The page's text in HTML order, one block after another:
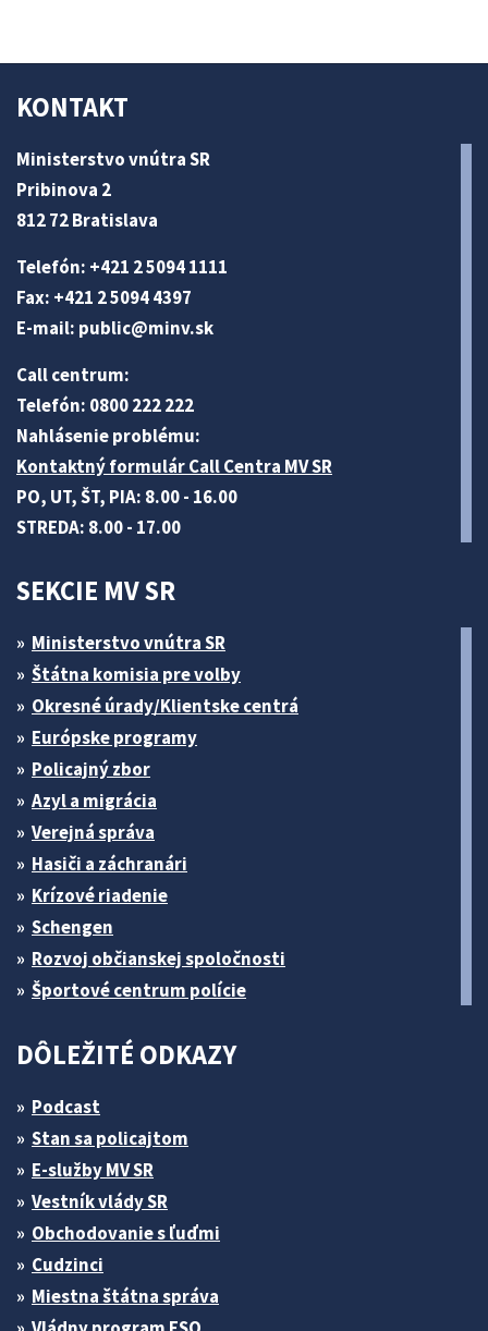
KONTAKT
Ministerstvo vnútra SR
Pribinova 2
812 72 Bratislava
Telefón: +421 2 5094 1111
Fax: +421 2 5094 4397
E-mail: public@minv.sk
Call centrum:
Telefón: 0800 222 222
Nahlásenie problému:
Kontaktný formulár Call Centra MV SR
PO, UT, ŠT, PIA: 8.00 - 16.00
STREDA: 8.00 - 17.00
SEKCIE MV SR
Ministerstvo vnútra SR
Štátna komisia pre volby
Okresné úrady/Klientske centrá
Európske programy
Policajný zbor
Azyl a migrácia
Verejná správa
Hasiči a záchranári
Krízové riadenie
Schengen
Rozvoj občianskej spoločnosti
Športové centrum polície
DÔLEŽITÉ ODKAZY
Podcast
Stan sa policajtom
E-služby MV SR
Vestník vlády SR
Obchodovanie s ľuďmi
Cudzinci
Miestna štátna správa